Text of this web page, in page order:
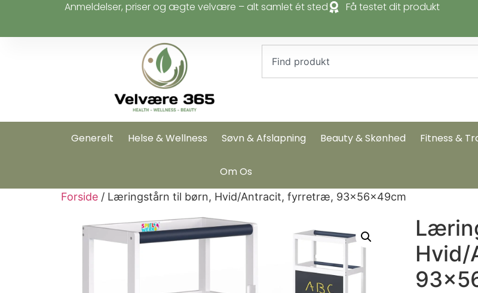
Anmeldelser, priser og ægte velvære – alt samlet ét sted Få testet dit produkt
Generelt Helse & Wellness Søvn & Afslapning Beauty & Skønhed Fitness &
Om Os
Forside / Læringstårn til børn, Hvid/Antracit, fyrretræ, 93x56x49cm